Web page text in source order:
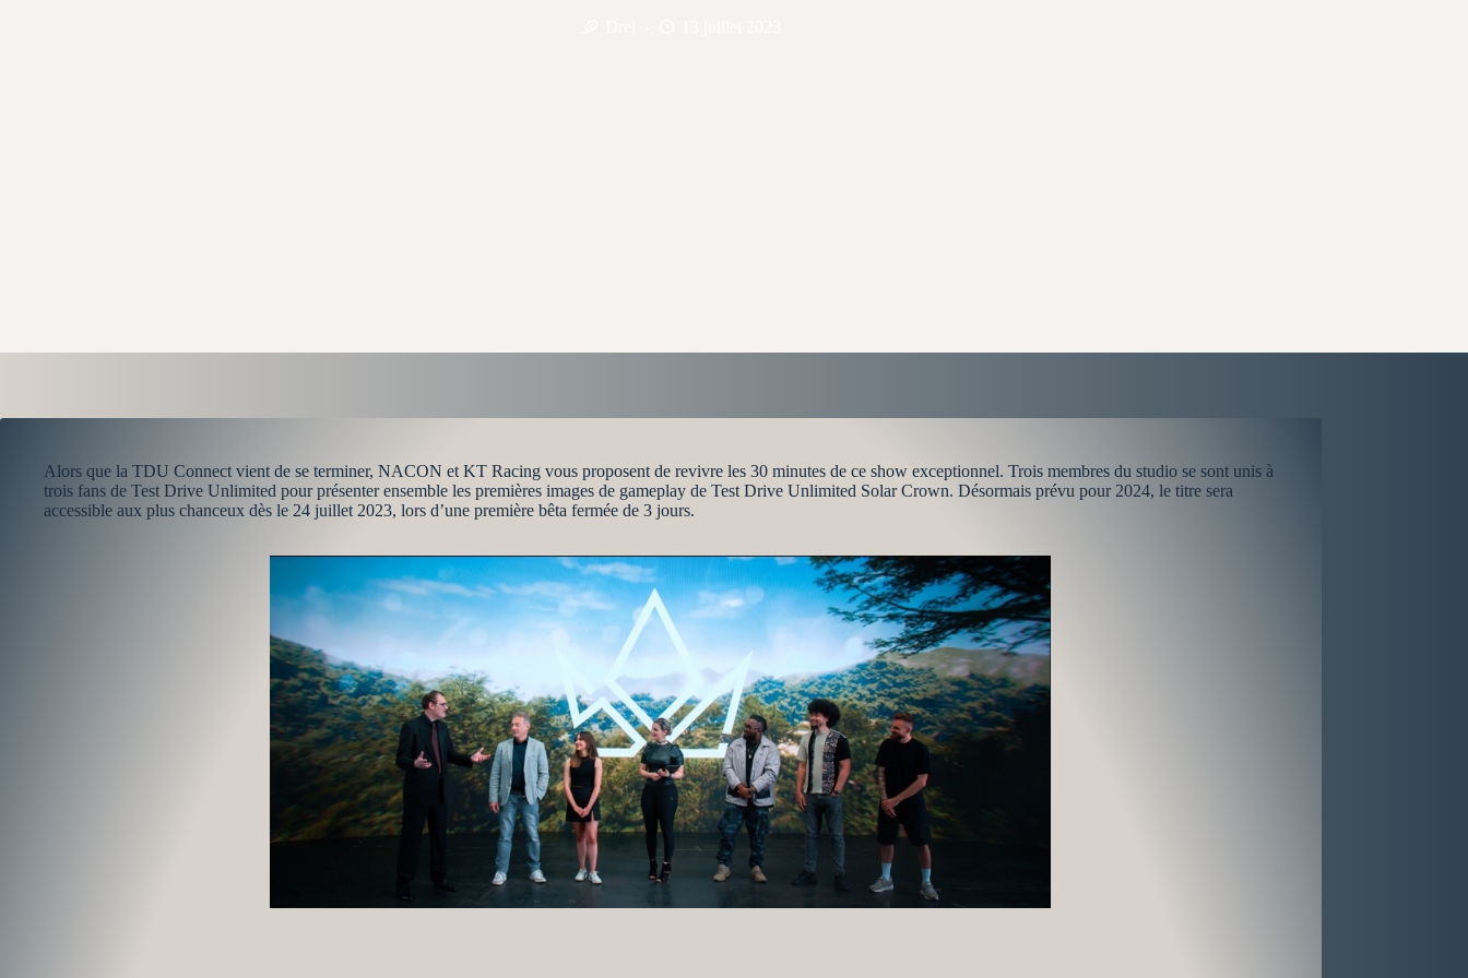
Alors que la TDU Connect vient de se terminer, NACON et KT Racing vous proposent de revivre les 30 minutes de ce show exceptionnel. Trois membres du studio se sont unis à
trois fans de Test Drive Unlimited pour présenter ensemble les premières images de gameplay de Test Drive Unlimited Solar Crown. Désormais prévu pour 2024, le titre sera
accessible aux plus chanceux dès le 24 juillet 2023, lors d’une première bêta fermée de 3 jours.